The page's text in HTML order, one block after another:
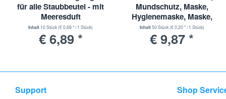
Alle genannten und aufgeführten Warenzeichen,
jeweiligen Hersteller und sind Eigentum ihrer Besitzer/
jeweiligen Herstellers. keine Werksvertretung.
für alle Staubbeutel - mit
Meeresduft
Inhalt 10 Stück(€ 0,69 * / 1 Stück)
€ 6,89 *
Mundschutz, Maske,
Hygienemaske, Maske,
Einwegmaske, 3 Lagig
Inhalt50 Stück(€ 0,20 * / 1 Stück)
€ 9,87 *
Support Shop